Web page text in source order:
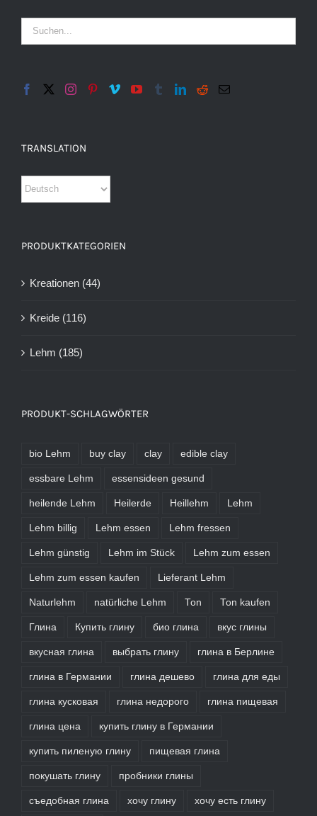
TRANSLATION
PRODUKTKATEGORIEN
Kreationen (44)
Kreide (116)
Lehm (185)
PRODUKT-SCHLAGWÖRTER
bio Lehm buy clay clay edible clay
essbare Lehm essensideen gesund
heilende Lehm Heilerde Heillehm Lehm
Lehm billig Lehm essen Lehm fressen
Lehm günstig Lehm im Stück Lehm zum essen
Lehm zum essen kaufen Lieferant Lehm
Naturlehm natürliche Lehm Ton Ton kaufen
Глина Купить глину био глина вкус глины
вкусная глина выбрать глину глина в Берлине
глина в Германии глина дешево глина для еды
глина кусковая глина недорого глина пищевая
глина цена купить глину в Германии
купить пиленую глину пищевая глина
покушать глину пробники глины
съедобная глина хочу глину хочу есть глину